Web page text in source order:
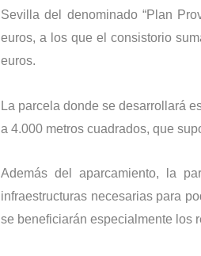
Sevilla del denominado “Plan
euros, a los que el consistorio
euros.
La parcela donde se desarrollará
a 4.000 metros cuadrados, que
Además del aparcamiento, la
infraestructuras necesarias para
se beneficiarán especialmente los